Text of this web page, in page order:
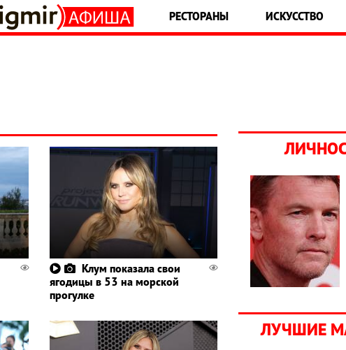
РЕСТОРАНЫ ИСКУССТВО
Клум показала свои
ягодицы в 53 на морской
прогулке
ЛУЧШИЕ